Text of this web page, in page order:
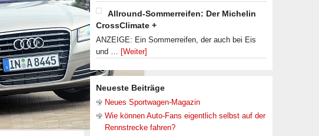
Allround-Sommerreifen: Der Michelin
CrossClimate +
ANZEIGE: Ein Sommerreifen, der auch bei Eis
und … [Weiter]
Neueste Beiträge
Neues Sportwagen-Magazin
Wie können Auto-Fans eigentlich selbst auf der
Rennstrecke fahren?